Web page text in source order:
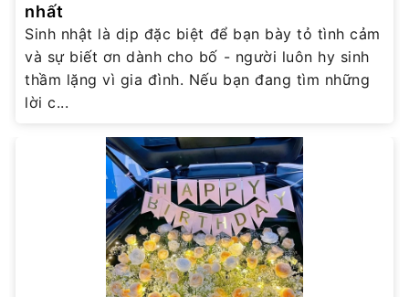
nhất
Sinh nhật là dịp đặc biệt để bạn bày tỏ tình cảm
và sự biết ơn dành cho bố - người luôn hy sinh
thầm lặng vì gia đình. Nếu bạn đang tìm những
lời c...